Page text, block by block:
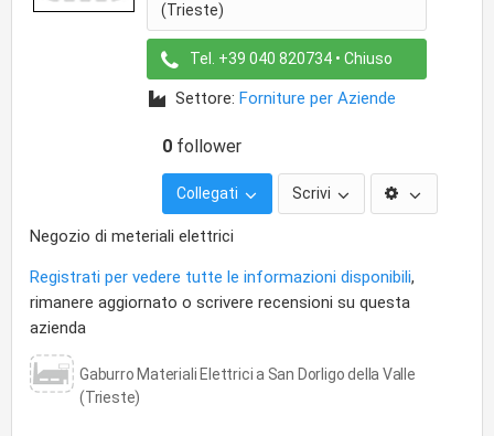
(Trieste)
Tel. +39 040 820734 • Chiuso
Settore: Forniture per Aziende
0 follower
Collegati Scrivi
Negozio di meteriali elettrici
Registrati per vedere tutte le informazioni disponibili,
rimanere aggiornato o scrivere recensioni su questa
azienda
Gaburro Materiali Elettrici a San Dorligo della Valle
(Trieste)